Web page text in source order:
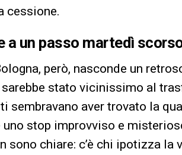
cessione.
a un passo martedì
però, nasconde un
sarebbe stato vicinissimo al
sembravano aver trovato la
uno stop improvviso e
sono chiare: c’è chi ipotizza la